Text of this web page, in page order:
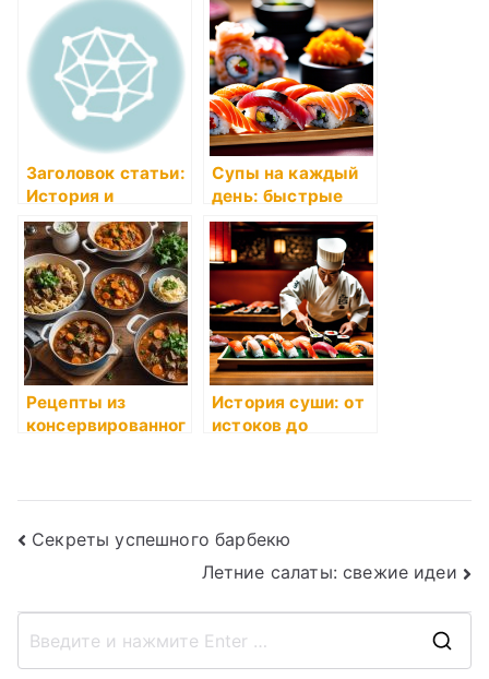
Заголовок статьи:
История и
секреты
кулинарии
бабушки Розы
Супы на каждый
день: быстрые
рецепты
Рецепты из
консервированног
История суши: от
истоков до
Навигация
записям
Секреты успешного барбекю
Летние салаты: свежие идеи